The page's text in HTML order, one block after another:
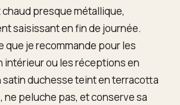
presque métallique,
saisissant en fin de journée.
que je recommande pour les
intérieur ou les réceptions en
satin duchesse teint en terracotta
ne peluche pas, et conserve sa